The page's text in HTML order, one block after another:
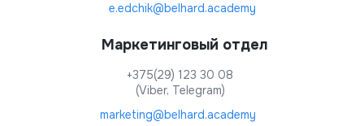
e.edchik@belhard.academy
marketing@belhard.academy
+375(29) 123 30 08
(Viber, Telegram)
Маркетинговый отдел